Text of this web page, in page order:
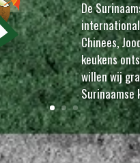
De
Chinees,
keukens
willen wij
Surinaamse